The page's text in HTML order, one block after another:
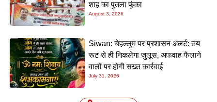
शाह का पुतला फूंका
August 3, 2026
Siwan: चेहल्लुम पर प्रशासन अलर्ट: तय
रूट से ही निकलेगा जुलूस, अफवाह फैलाने
वालों पर होगी सख्त कार्रवाई
July 31, 2026